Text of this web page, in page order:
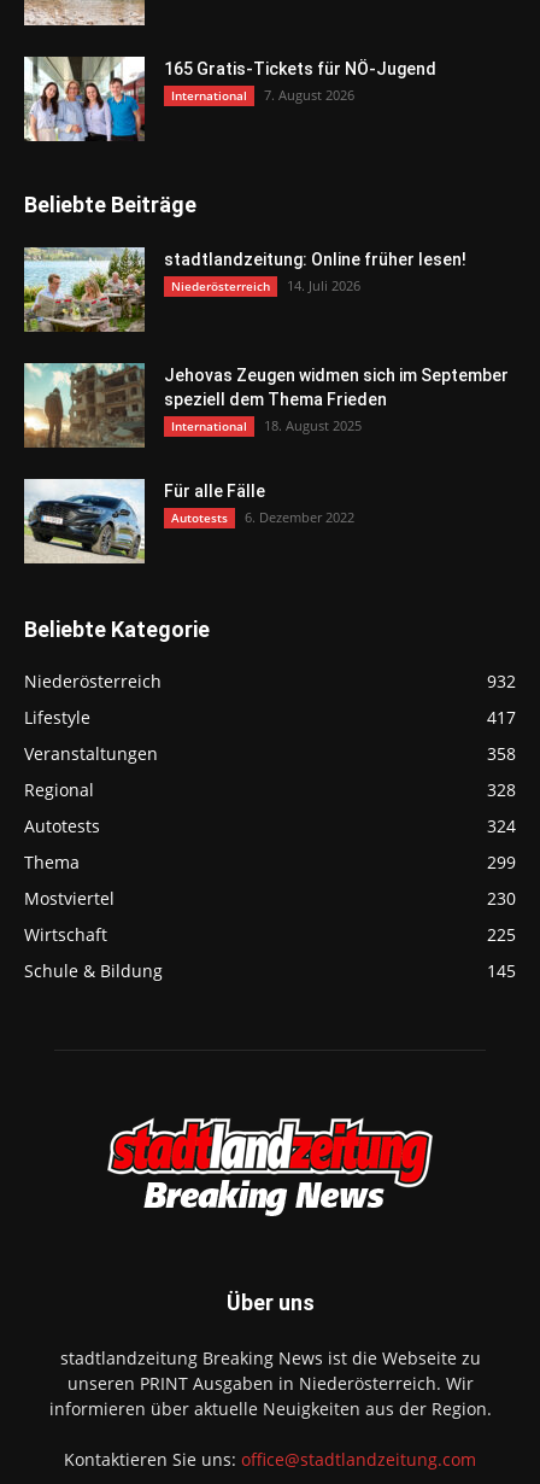
165 Gratis-Tickets für NÖ-Jugend
International 7. August 2026
Beliebte Beiträge
stadtlandzeitung: Online früher lesen!
Niederösterreich 14. Juli 2026
Jehovas Zeugen widmen sich im September
speziell dem Thema Frieden
International 18. August 2025
Für alle Fälle
Autotests 6. Dezember 2022
Beliebte Kategorie
Niederösterreich
932
Lifestyle
417
Veranstaltungen
358
Regional
328
Autotests
324
Thema
299
Mostviertel
230
Wirtschaft
225
Schule & Bildung
145
Über uns
stadtlandzeitung Breaking News ist die Webseite zu
unseren PRINT Ausgaben in Niederösterreich. Wir
informieren über aktuelle Neuigkeiten aus der Region.
Kontaktieren Sie uns: office@stadtlandzeitung.com